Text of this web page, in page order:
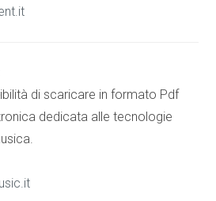
di scaricare in formato Pdf
dedicata alle tecnologie